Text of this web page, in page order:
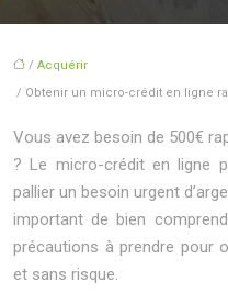
/ Acquérir
/ Obtenir un micro-crédit en ligne
Vous avez besoin de 500€
? Le micro-crédit en ligne
pallier un besoin urgent
important de bien
précautions à prendre pour
et sans risque.